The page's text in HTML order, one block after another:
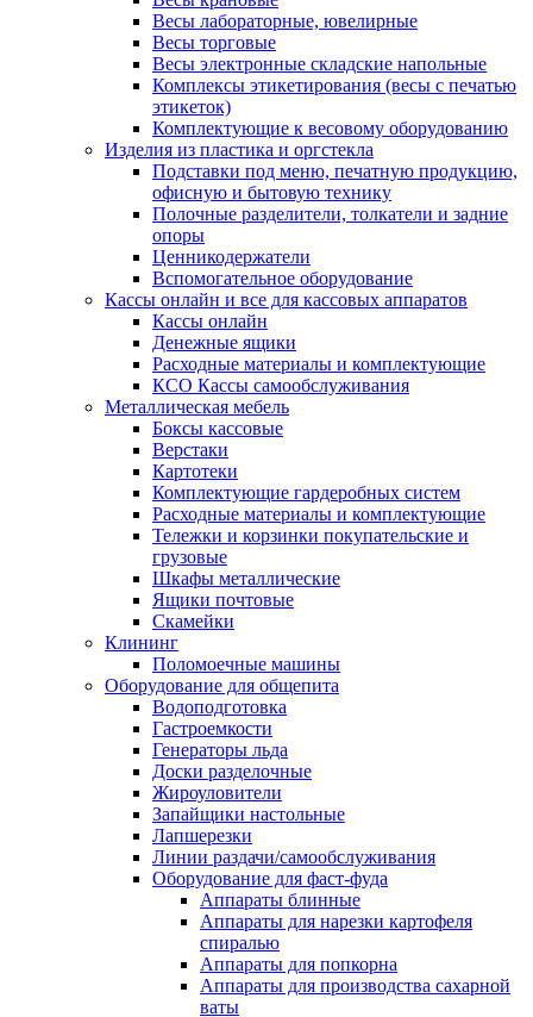
Весы лабораторные, ювелирные
Весы торговые
Весы электронные складские напольные
Комплексы этикетирования (весы с печатью
этикеток)
Комплектующие к весовому оборудованию
Изделия из пластика и оргстекла
Подставки под меню, печатную продукцию,
офисную и бытовую технику
Полочные разделители, толкатели и задние
опоры
Ценникодержатели
Вспомогательное оборудование
Кассы онлайн и все для кассовых аппаратов
Кассы онлайн
Денежные ящики
Расходные материалы и комплектующие
КСО Кассы самообслуживания
Металлическая мебель
Боксы кассовые
Верстаки
Картотеки
Комплектующие гардеробных систем
Расходные материалы и комплектующие
Тележки и корзинки покупательские и
грузовые
Шкафы металлические
Ящики почтовые
Скамейки
Клининг
Поломоечные машины
Оборудование для общепита
Водоподготовка
Гастроемкости
Генераторы льда
Доски разделочные
Жироуловители
Запайщики настольные
Лапшерезки
Линии раздачи/самообслуживания
Оборудование для фаст-фуда
Аппараты блинные
Аппараты для нарезки картофеля
спиралью
Аппараты для попкорна
Аппараты для производства сахарной
ваты